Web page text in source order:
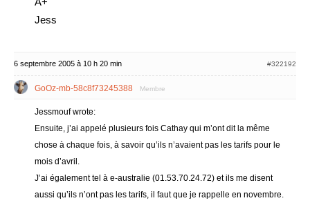
Jess
6 septembre 2005 à 10 h 20 min #322192
GoOz-mb-58c8f73245388 Membre
Jessmouf wrote:
Ensuite, j’ai appelé plusieurs fois Cathay qui m’ont dit la même
chose à chaque fois, à savoir qu’ils n’avaient pas les tarifs pour le
mois d’avril.
J’ai également tel à e-australie (01.53.70.24.72) et ils me disent
aussi qu’ils n’ont pas les tarifs, il faut que je rappelle en novembre.